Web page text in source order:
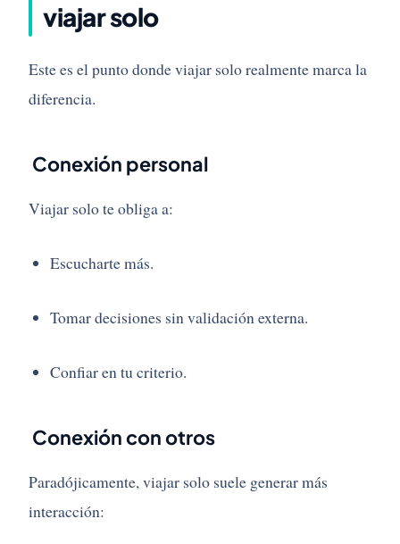
viajar solo
Este es el punto donde viajar solo realmente marca la
diferencia.
Conexión personal
Viajar solo te obliga a:
Escucharte más.
Tomar decisiones sin validación externa.
Confiar en tu criterio.
Conexión con otros
Paradójicamente, viajar solo suele generar más
interacción: